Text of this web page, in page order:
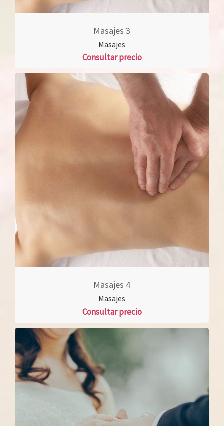
Masajes 3
Masajes
Consultar precio
Masajes 4
Masajes
Consultar precio